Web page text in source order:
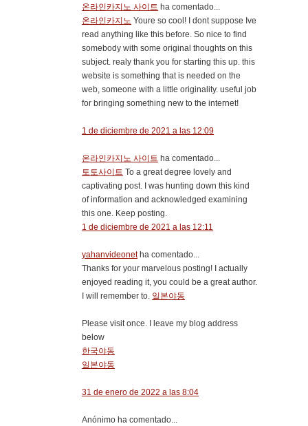
온라인카지노 사이트 ha comentado...
온라인카지노 Youre so cool! I dont suppose Ive
read anything like this before. So nice to find
somebody with some original thoughts on this
subject. realy thank you for starting this up. this
website is something that is needed on the
web, someone with a little originality. useful job
for bringing something new to the internet!
1 de diciembre de 2021 a las 12:09
온라인카지노 사이트 ha comentado...
토토사이트 To a great degree lovely and
captivating post. I was hunting down this kind
of information and acknowledged examining
this one. Keep posting.
1 de diciembre de 2021 a las 12:11
yahanvideonetha comentado...
Thanks for your marvelous posting! I actually
enjoyed reading it, you could be a great author.
I will remember to. 일본야동
Please visit once. I leave my blog address
below
한국야동
일본야동
31 de enero de 2022 a las 8:04
Anónimo ha comentado...